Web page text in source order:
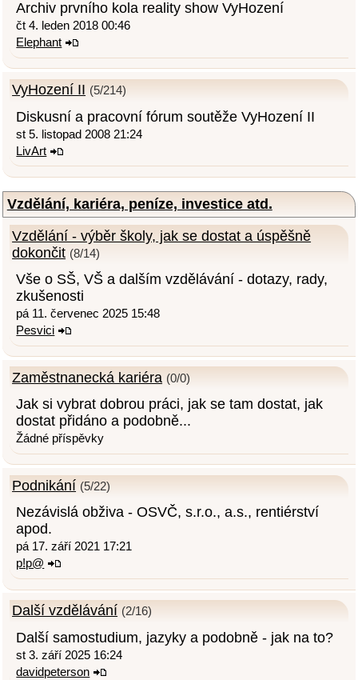
Archiv prvního kola reality show VyHození
čt 4. leden 2018 00:46
Elephant
VyHození II (5/214)
Diskusní a pracovní fórum soutěže VyHození II
st 5. listopad 2008 21:24
LivArt
Vzdělání, kariéra, peníze, investice atd.
Vzdělání - výběr školy, jak se dostat a úspěšně
dokončit (8/14)
Vše o SŠ, VŠ a dalším vzdělávání - dotazy, rady,
zkušenosti
pá 11. červenec 2025 15:48
Pesvici
Zaměstnanecká kariéra (0/0)
Jak si vybrat dobrou práci, jak se tam dostat, jak
dostat přidáno a podobně...
Žádné příspěvky
Podnikání (5/22)
Nezávislá obživa - OSVČ, s.r.o., a.s., rentiérství
apod.
pá 17. září 2021 17:21
p!p@
Další vzdělávání (2/16)
Další samostudium, jazyky a podobně - jak na to?
st 3. září 2025 16:24
davidpeterson